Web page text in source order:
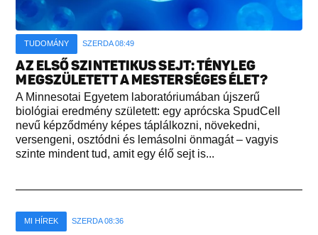
TUDOMÁNY SZERDA 08:49
AZ ELSŐ SZINTETIKUS SEJT: TÉNYLEG
MEGSZÜLETETT A MESTERSÉGES ÉLET?
A Minnesotai Egyetem laboratóriumában újszerű
biológiai eredmény született: egy aprócska SpudCell
nevű képződmény képes táplálkozni, növekedni,
versengeni, osztódni és lemásolni önmagát – vagyis
szinte mindent tud, amit egy élő sejt is...
MI HÍREK SZERDA 08:36